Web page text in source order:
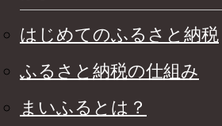
はじめてのふるさと納税
ふるさと納税の仕組み
まいふるとは？